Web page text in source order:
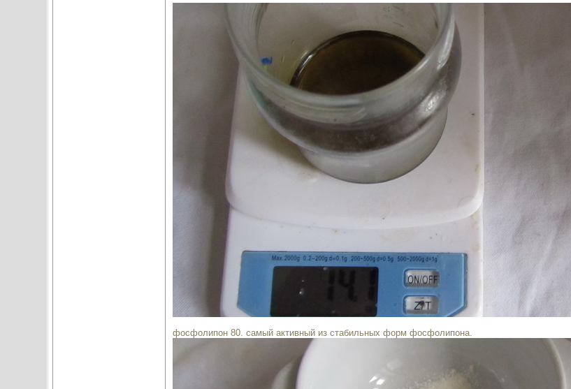
фосфолипон 80. самый активный из стабильных форм фосфолипона.